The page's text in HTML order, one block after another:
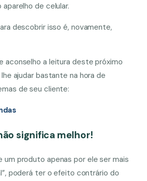
de celular.
descobrir isso é, novamente,
aconselho a leitura deste próximo
ajudar bastante na hora de
de seu cliente:
significa melhor!
produto apenas por ele ser mais
poderá ter o efeito contrário do